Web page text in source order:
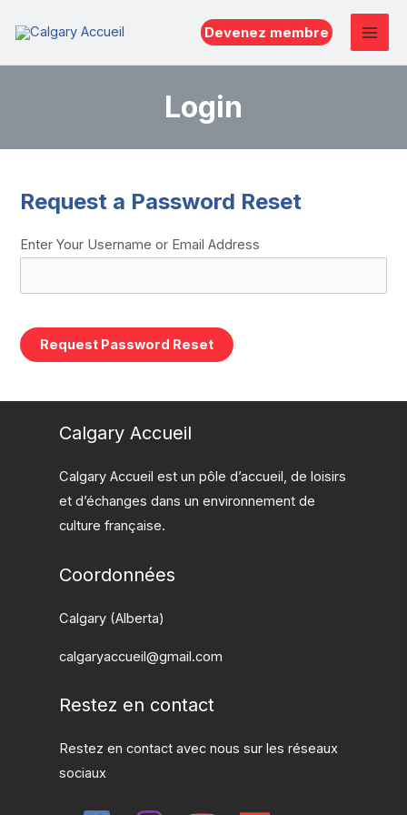
Devenez membre
Main
Login
Request a Password Reset
Enter Your Username or Email Address
Calgary Accueil
Calgary Accueil est un pôle d’accueil, de loisirs
et d’échanges dans un environnement de
culture française.
Coordonnées
Calgary (Alberta)
calgaryaccueil@gmail.com
Restez en contact
Restez en contact avec nous sur les réseaux
sociaux